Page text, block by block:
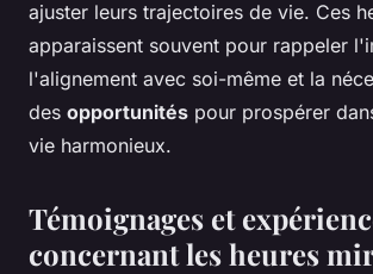
ajuster leurs trajectoires de vie. Ces
apparaissent souvent pour rappeler
l'alignement avec soi-même et la
des opportunités pour prospérer
vie harmonieux.
Témoignages et
concernant les heures